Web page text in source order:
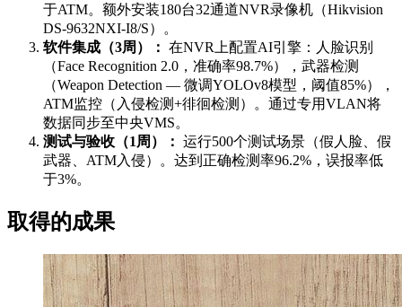
于ATM。额外安装180台32通道NVR录像机（Hikvision
DS-9632NXI-I8/S）。
软件集成（3周）： 在NVR上配置AI引擎：人脸识别
（Face Recognition 2.0，准确率98.7%），武器检测
（Weapon Detection — 微调YOLOv8模型，阈值85%），
ATM监控（入侵检测+徘徊检测）。通过专用VLAN将
数据同步至中央VMS。
测试与验收（1周）： 运行500个测试场景（假人脸、假
武器、ATM入侵）。达到正确检测率96.2%，误报率低
于3%。
取得的成果